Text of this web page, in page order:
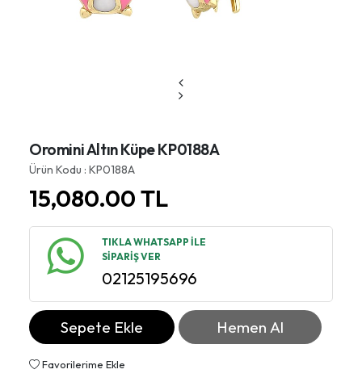
Oromini Altın Küpe KP0188A
Ürün Kodu : KP0188A
15,080.00TL
TIKLA WHATSAPP İLE
SİPARİŞ VER
02125195696
Sepete Ekle Hemen Al
Favorilerime Ekle